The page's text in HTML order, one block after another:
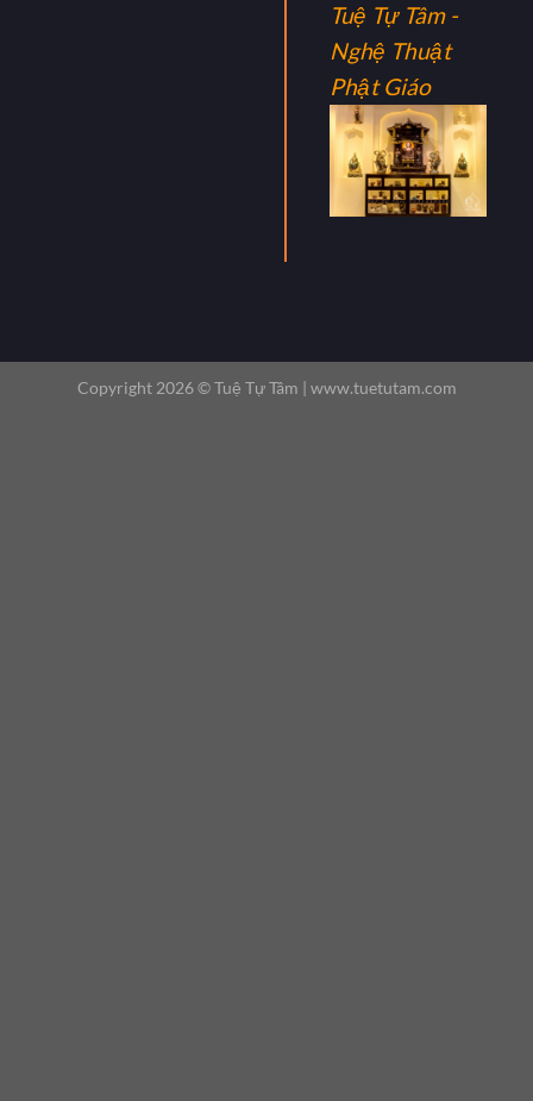
Tuệ Tự Tâm -
Nghệ Thuật
Phật Giáo
Copyright 2026 ©Tuệ Tự Tâm | www.tuetutam.com